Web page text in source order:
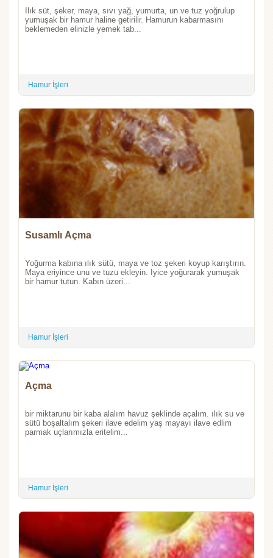
Ilık süt, şeker, maya, sıvı yağ, yumurta, un ve tuz yoğrulup
yumuşak bir hamur haline getirilir. Hamurun kabarmasını
beklemeden elinizle yemek tab...
Hamur İşleri
Susamlı Açma
Yoğurma kabına ılık sütü, maya ve toz şekeri koyup karıştırın.
Maya eriyince unu ve tuzu ekleyin. İyice yoğurarak yumuşak
bir hamur tutun. Kabın üzeri...
Hamur İşleri
Açma
bir miktarunu bir kaba alalım havuz şeklinde açalım. ılık su ve
sütü boşaltalım şekeri ilave edelim yaş mayayı ilave edlim
parmak uçlarımızla eritelim...
Hamur İşleri